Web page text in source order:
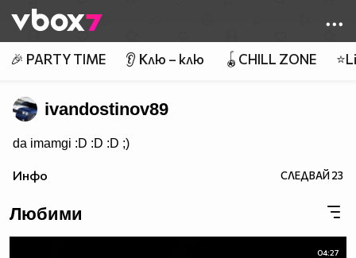
👾
🎉 PARTY TIME 👂 Клю – клю 🪀CHILL ZONE
ivandostinov89
da imamgi :D :D :D ;)
Инфо СЛЕДВАЙ23
Любими
04:27